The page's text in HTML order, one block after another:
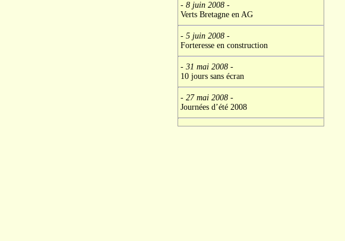
- 8 juin 2008-
Verts Bretagne en AG
- 5 juin 2008-
Forteresse en construction
- 31 mai 2008-
10 jours sans écran
- 27 mai 2008-
Journées d’été 2008